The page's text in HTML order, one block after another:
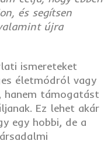
és segítsen
újra
ismereteket
életmódról vagy
hanem támogatást
Ez lehet akár
egy hobbi, de a